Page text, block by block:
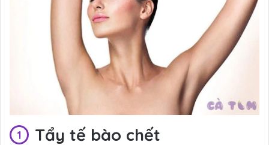
Tẩy tế bào chết